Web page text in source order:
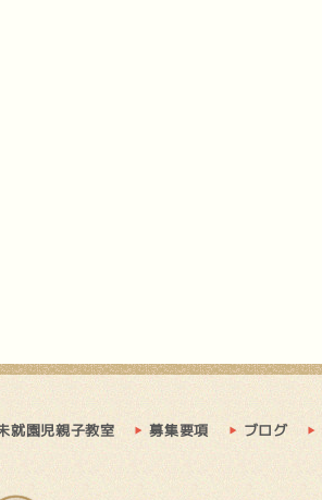
就園児親子教室 募集要項 ブログ